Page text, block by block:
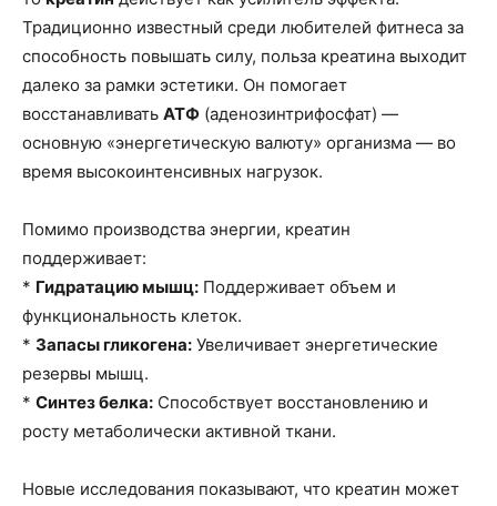
Традиционно известный среди любителей фитнеса за
способность повышать силу, польза креатина выходит
далеко за рамки эстетики. Он помогает
восстанавливать АТФ (аденозинтрифосфат) —
основную «энергетическую валюту» организма — во
время высокоинтенсивных нагрузок.
Помимо производства энергии, креатин
поддерживает:
* Гидратацию мышц: Поддерживает объем и
функциональность клеток.
* Запасы гликогена: Увеличивает энергетические
резервы мышц.
* Синтез белка: Способствует восстановлению и
росту метаболически активной ткани.
Новые исследования показывают, что креатин может